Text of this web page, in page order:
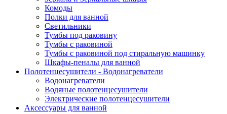
Комоды
Полки для ванной
Светильники
Тумбы под раковину
Тумбы с раковиной
Тумбы с раковиной под стиральную машинку
Шкафы-пеналы для ванной
Полотенцесушители - Водонагреватели
Водонагреватели
Водяные полотенцесушители
Электрические полотенцесушители
Аксессуары для ванной